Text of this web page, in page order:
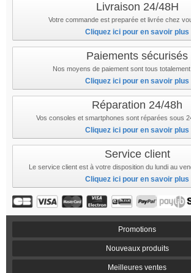
Livraison 24/48H
Votre commande est preparée et livrée chez
Cliquez ici pour en savoir plus
Paiements sécurisés
Nos moyens de paiement sont tous
Cliquez ici pour en savoir plus
Réparation 24/48h
Vos consoles et smartphones sont réparées sous
Cliquez ici pour en savoir plus
Service client
Le service client est à votre disposition du lundi au
Cliquez ici pour en savoir plus
Promotions
Nouveaux produits
Meilleures ventes